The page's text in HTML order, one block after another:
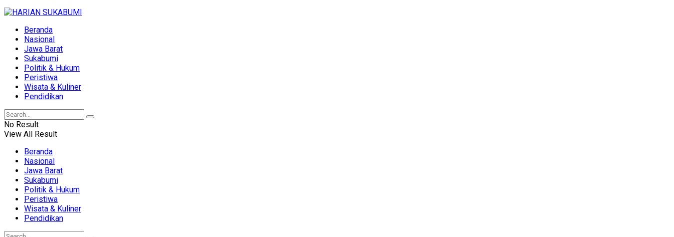
Beranda
Nasional
Jawa Barat
Sukabumi
Politik & Hukum
Peristiwa
Wisata & Kuliner
Pendidikan
No Result
View All Result
Beranda
Nasional
Jawa Barat
Sukabumi
Politik & Hukum
Peristiwa
Wisata & Kuliner
Pendidikan